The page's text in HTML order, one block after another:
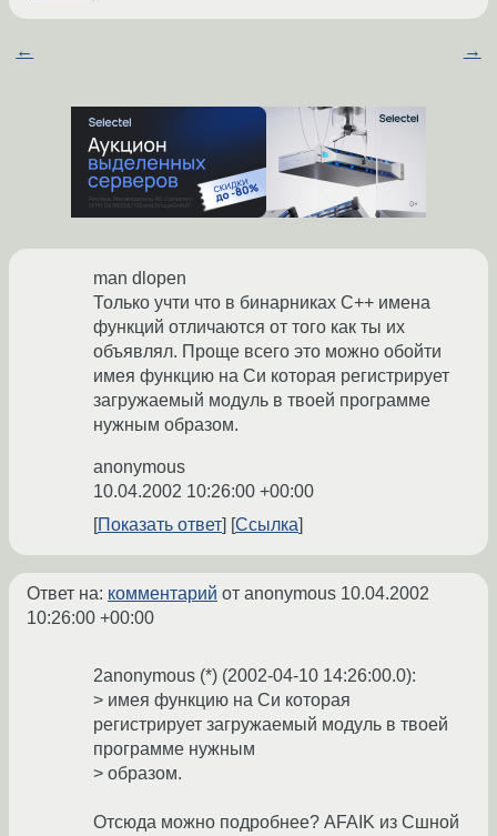
← →
man dlopen
Только учти что в бинарниках C++ имена
функций отличаются от того как ты их
объявлял. Проще всего это можно обойти
имея функцию на Си которая регистрирует
загружаемый модуль в твоей программе
нужным образом.
anonymous
10.04.2002 10:26:00 +00:00
Показать ответ
Ссылка
Ответ на: комментарий от anonymous 10.04.2002
10:26:00 +00:00
2anonymous (*) (2002-04-10 14:26:00.0):
> имея функцию на Си которая
регистрирует загружаемый модуль в твоей
программе нужным
> образом.
Отсюда можно подробнее? AFAIK из Сшной